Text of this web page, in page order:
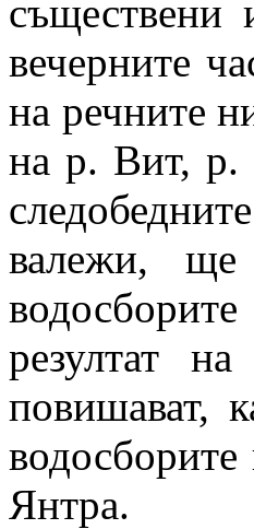
съществени
вечерните
на речните
на р. Вит,
валежи,
резултат
повишават,
Янтра.